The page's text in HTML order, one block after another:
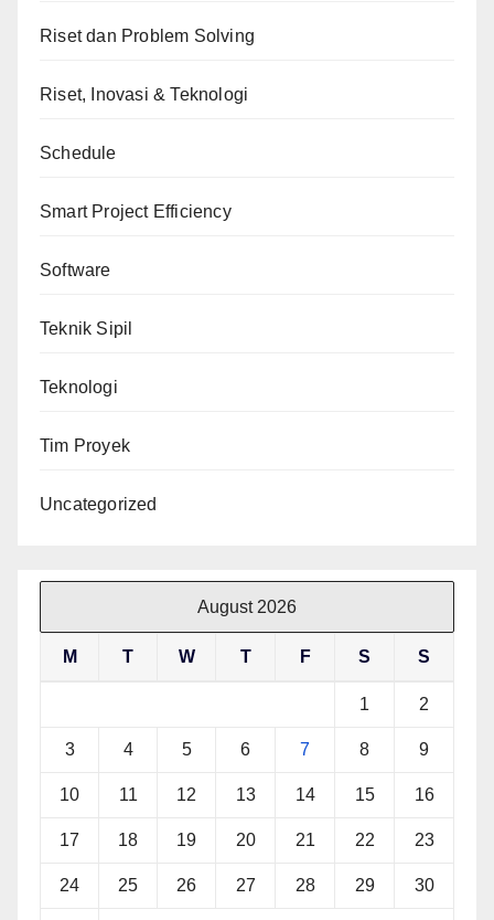
Riset dan Problem Solving
Riset, Inovasi & Teknologi
Schedule
Smart Project Efficiency
Software
Teknik Sipil
Teknologi
Tim Proyek
Uncategorized
August 2026
M T W T F S S
1 2
3 4 5 6 7 8 9
10 11 12 13 14 15 16
17 18 19 20 21 22 23
24 25 26 27 28 29 30